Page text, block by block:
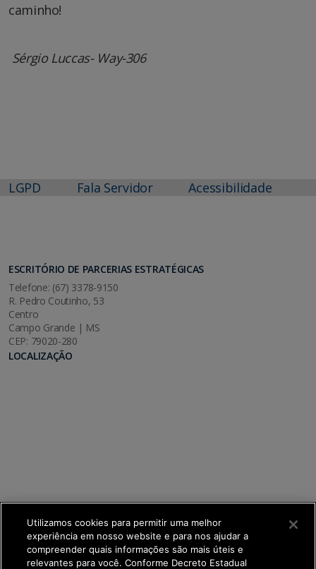
caminho!
Sérgio Luccas- Way-306
LGPD Fala Servidor Acessibilidade
ESCRITÓRIO DE PARCERIAS ESTRATÉGICAS
Telefone: (67) 3378-9150
R. Pedro Coutinho, 53
Centro
Campo Grande | MS
CEP: 79020-280
LOCALIZAÇÃO
Utilizamos cookies para permitir uma melhor
experiência em nosso website e para nos ajudar a
compreender quais informações são mais úteis e
relevantes para você. Conforme Decreto Estadual